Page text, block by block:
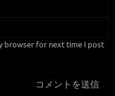
browser for next time I post